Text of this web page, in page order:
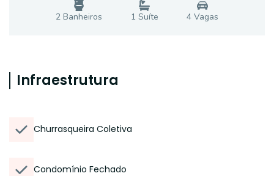
2 Banheiros 1 Suíte 4Vagas
Infraestrutura
Churrasqueira Coletiva
Condomínio Fechado